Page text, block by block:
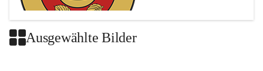
Ausgewählte Bilder